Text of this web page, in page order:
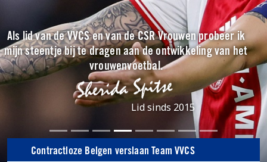
Als lid van de VVCS en van de CSR Vrouwen probeer ik
mijn steentje bij te dragen aan de ontwikkeling van het
vrouwenvoetbal.
Lid sinds 2015
Contractloze Belgen verslaan Team VVCS